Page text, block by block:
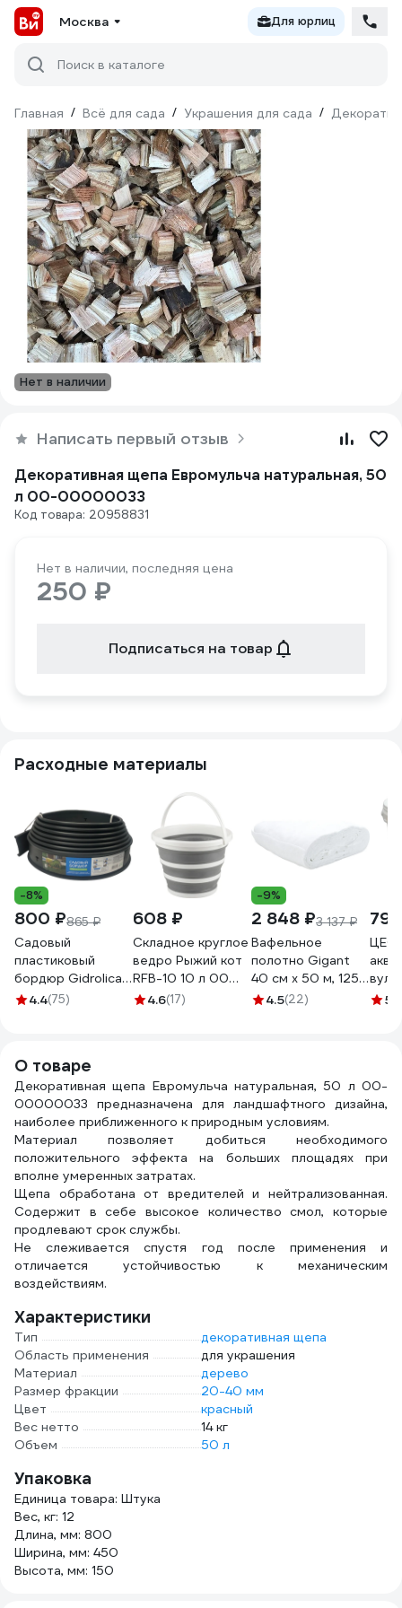
Москва Для юрлиц
Поиск в каталоге
Главная / Всё для сада / Украшения для сада /
Нет в наличии
Написать первый отзыв
Декоративная щепа Евромульча натуральная, 50
л 00-00000033
Код товара: 20958831
Нет в наличии, последняя цена
250 ₽
Подписаться на товар
Расходные материалы
-8%
800 ₽865 ₽
Садовый
пластиковый
бордюр Gidrolica
10000x20x100
4.4(75)
608 ₽
Складное круглое
ведро Рыжий кот
RFB-10 10 л 00
3918
4.6(17)
-9%
2 848 ₽3 137 ₽
Вафельное
полотно Gigant
40 см х 50 м, 125
г/м2 GVL-200
4.5(22) 5
О товаре
Декоративная щепа Евромульча натуральная, 50 л 00-
00000033 предназначена для ландшафтного дизайна,
наиболее приближенного к природным условиям.
Материал позволяет добиться необходимого
положительного эффекта на больших площадях при
вполне умеренных затратах.
Щепа обработана от вредителей и нейтрализованная.
Содержит в себе высокое количество смол, которые
продлевают срок службы.
Не слеживается спустя год после применения и
отличается устойчивостью к механическим
воздействиям.
Характеристики
Тип
декоративная щепа
Область применения
для украшения
Материал
дерево
Размер фракции
20-40 мм
Цвет
красный
Вес нетто
14 кг
Объем
50 л
Упаковка
Единица товара: Штука
Вес, кг: 12
Длина, мм: 800
Ширина, мм: 450
Высота, мм: 150